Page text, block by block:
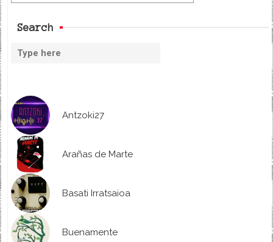
Search
Antzoki27
Arañas de Marte
Basati Irratsaioa
Buenamente